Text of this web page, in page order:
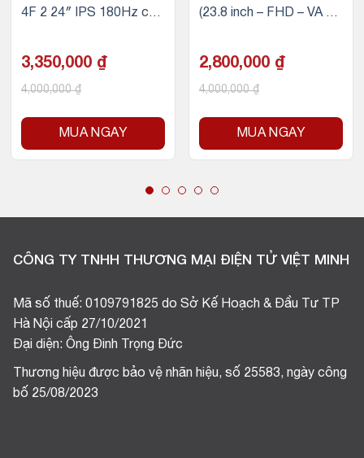
4F 2 24″ IPS 180Hz chu
3,350,000 ₫
4,000,000₫
MUA NGAY
(23.8 inch – FHD – VA – 7
2,800,000 ₫
4,000,000₫
MUA NGAY
CÔNG TY TNHH THƯƠNG MẠI ĐIỆN TỬ VIỆT MINH
Mã số thuế: 0109791825 do Sở Kế Hoạch & Đầu Tư TP
Hà Nội cấp 27/10/2021
Đại diện: Ông Đinh Trọng Đức
Thương hiệu được bảo vệ nhãn hiệu, số 25583, ngày công
bố 25/08/2023